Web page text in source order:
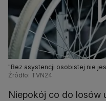
"Bez asystencji osobistej nie
funkcjonować". Czekają na
Źródło: TVN24
Niepokój co do losów